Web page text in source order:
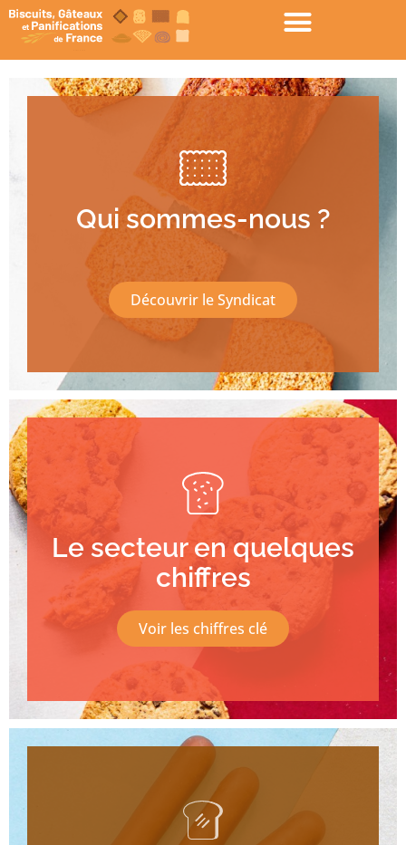
Qui sommes-nous ?
Découvrir le Syndicat
Le secteur en quelques
chiffres
Voir les chiffres clé